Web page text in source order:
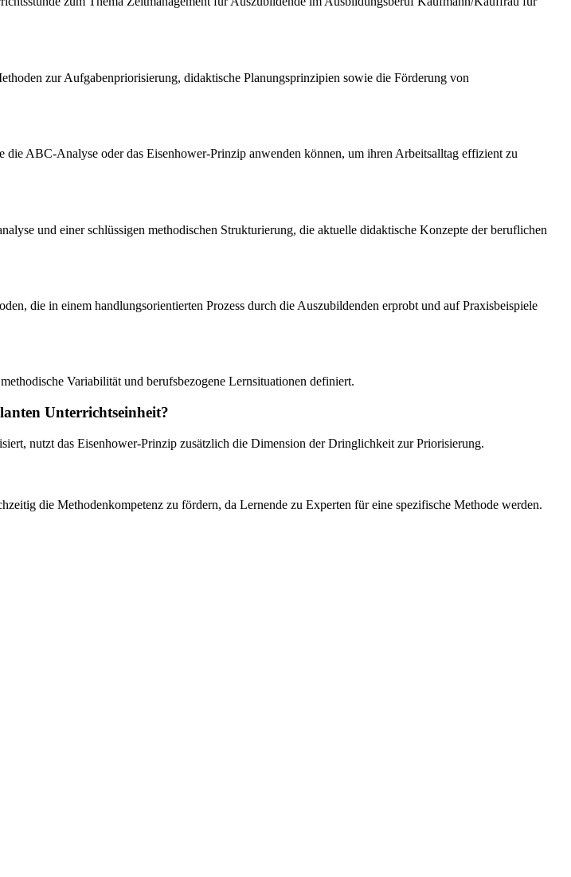
zur Aufgabenpriorisierung, didaktische Planungsprinzipien sowie die Förderung von
ABC-Analyse oder das Eisenhower-Prinzip anwenden können, um ihren Arbeitsalltag effizient zu
und einer schlüssigen methodischen Strukturierung, die aktuelle didaktische Konzepte der beruflichen
die in einem handlungsorientierten Prozess durch die Auszubildenden erprobt und auf Praxisbeispiele
Variabilität und berufsbezogene Lernsituationen definiert.
Unterrichtseinheit?
nutzt das Eisenhower-Prinzip zusätzlich die Dimension der Dringlichkeit zur Priorisierung.
die Methodenkompetenz zu fördern, da Lernende zu Experten für eine spezifische Methode werden.